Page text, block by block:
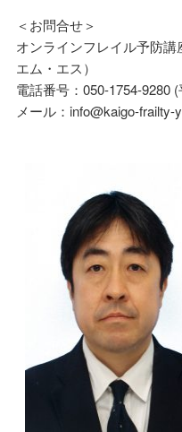
＜お問合せ＞
オンラインフレイル予防
エム・エス）
電話番号：050-1754-9280 (
メール：info@kaigo-frailty-